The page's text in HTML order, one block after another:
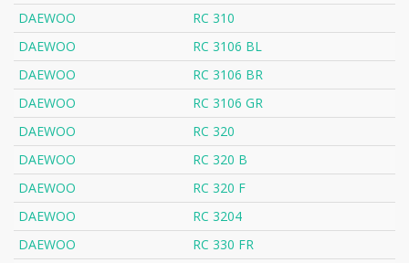
DAEWOO
RC 310
DAEWOO
RC 3106 BL
DAEWOO
RC 3106 BR
DAEWOO
RC 3106 GR
DAEWOO
RC 320
DAEWOO
RC 320 B
DAEWOO
RC 320 F
DAEWOO
RC 3204
DAEWOO
RC 330 FR